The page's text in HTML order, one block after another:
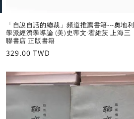
「自說自話的總裁」頻道推薦書籍---奧地利
學派經濟學導論 (美)史蒂文·霍維茨 上海三
聯書店 正版書籍
Regular
329.00 TWD